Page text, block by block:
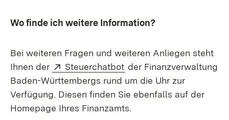
Wo finde ich weitere Information?
Bei weiteren Fragen und weiteren Anliegen steht
Ihnen der
Extern:
Steuerchatbot (Öffnet in neuem
der Finanzverwaltung
Baden-Württembergs rund um die Uhr zur
Verfügung. Diesen finden Sie ebenfalls auf der
Homepage Ihres Finanzamts.